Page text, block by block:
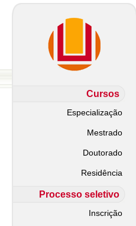
Cursos
Especialização
Mestrado
Doutorado
Residência
Processo seletivo
Inscrição